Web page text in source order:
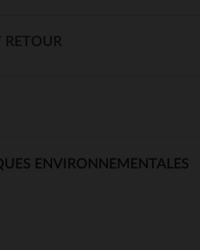
RETOUR
ENVIRONNEMENTALES